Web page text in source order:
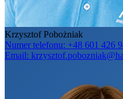
Krzysztof Pobożniak
Numer telefonu: +48 601 426
Email: